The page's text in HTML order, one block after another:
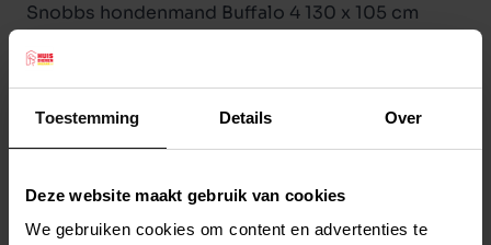
Toestemming Details Over
Deze website maakt gebruik van cookies
We gebruiken cookies om content en advertenties te
Snobbs hondenmand Buffalo 4 130 x 105 cm
kleurschakering. Door het makkelijke onderhoud
en de hoge kwaliteit kunstleder is deze mand